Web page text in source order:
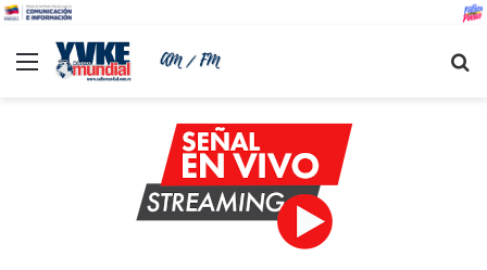
Menu